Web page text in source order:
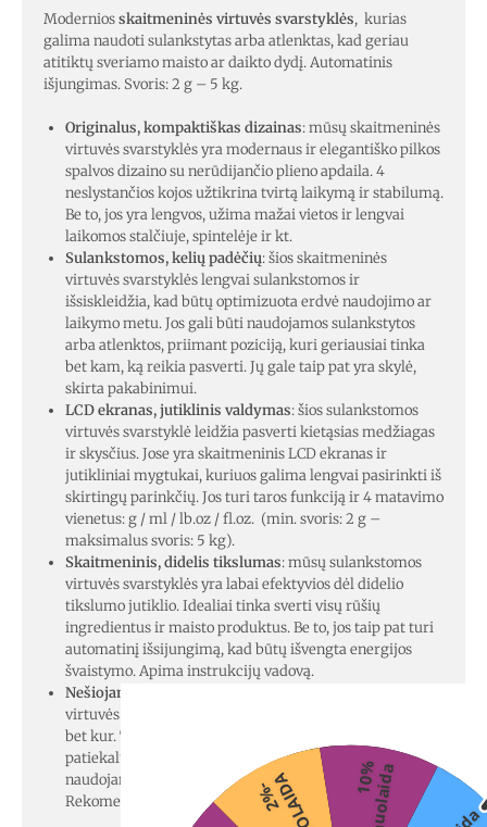
Moderniosskaitmeninės virtuvės svarstyklės, kurias
galima naudoti sulankstytas arba atlenktas, kad geriau
atitiktų sveriamo maisto ar daikto dydį. Automatinis
išjungimas. Svoris: 2 g – 5 kg.
Originalus, kompaktiškas dizainas: mūsų skaitmeninės
virtuvės svarstyklės yra modernaus ir elegantiško pilkos
spalvos dizaino su nerūdijančio plieno apdaila. 4
neslystančios kojos užtikrina tvirtą laikymą ir stabilumą.
Be to, jos yra lengvos, užima mažai vietos ir lengvai
laikomos stalčiuje, spintelėje ir kt.
Sulankstomos, kelių padėčių: šios skaitmeninės
virtuvės svarstyklės lengvai sulankstomos ir
išsiskleidžia, kad būtų optimizuota erdvė naudojimo ar
laikymo metu. Jos gali būti naudojamos sulankstytos
arba atlenktos, priimant poziciją, kuri geriausiai tinka
bet kam, ką reikia pasverti. Jų gale taip pat yra skylė,
skirta pakabinimui.
LCD ekranas, jutiklinis valdymas: šios sulankstomos
virtuvės svarstyklė leidžia pasverti kietąsias medžiagas
ir skysčius. Jose yra skaitmeninis LCD ekranas ir
jutikliniai mygtukai, kuriuos galima lengvai pasirinkti iš
skirtingų parinkčių. Jos turi taros funkciją ir 4 matavimo
vienetus: g / ml / lb.oz / fl.oz. (min. svoris: 2 g –
maksimalus svoris: 5 kg).
Skaitmeninis, didelis tikslumas: mūsų sulankstomos
virtuvės svarstyklės yra labai efektyvios dėl didelio
tikslumo jutiklio. Idealiai tinka sverti visų rūšių
ingredientus ir maisto produktus. Be to, jos taip pat turi
automatinį išsijungimą, kad būtų išvengta energijos
švaistymo. Apima instrukcijų vadovą.
Nešiojamas, valdomas baterijomis
virtuvės svarstykles galima lengvai pasiimti ir naudoti
bet kur. Tai labai naudinga gaminant išskirtinius
patiekalus ir desertų receptus ir pan. Jos veikia
naudojant 1 x CR2032 bateriją (pridedama).
Rekomenduojama valyti drėgnu skudurėliu.
2
%
-
N
U
O
L
A
I
D
1
0
%
n
u
o
l
a
i
d
a